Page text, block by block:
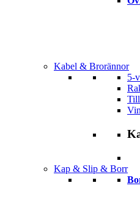
Kabel & Brorännor
5-
Kap & Slip & Borr